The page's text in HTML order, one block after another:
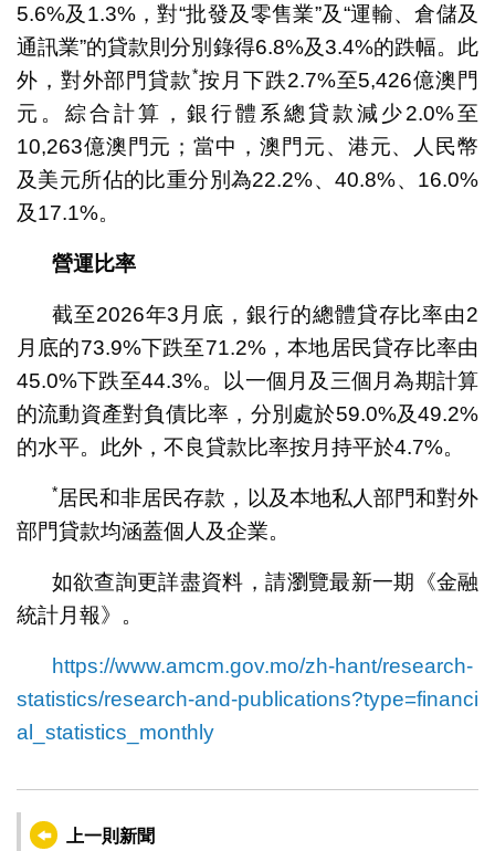
5.6%及1.3%，對“批發及零售業”及“運輸、倉儲及
通訊業”的貸款則分別錄得6.8%及3.4%的跌幅。此
外，對外部門貸款*按月下跌2.7%至5,426億澳門
元。綜合計算，銀行體系總貸款減少2.0%至
10,263億澳門元；當中，澳門元、港元、人民幣
及美元所佔的比重分別為22.2%、40.8%、16.0%
及17.1%。
營運比率
截至2026年3月底，銀行的總體貸存比率由2
月底的73.9%下跌至71.2%，本地居民貸存比率由
45.0%下跌至44.3%。以一個月及三個月為期計算
的流動資產對負債比率，分別處於59.0%及49.2%
的水平。此外，不良貸款比率按月持平於4.7%。
*居民和非居民存款，以及本地私人部門和對外
部門貸款均涵蓋個人及企業。
如欲查詢更詳盡資料，請瀏覽最新一期《金融
統計月報》。
https://www.amcm.gov.mo/zh-hant/research-
statistics/research-and-publications?type=financi
al_statistics_monthly
上一則新聞